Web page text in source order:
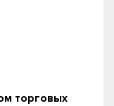
торговых